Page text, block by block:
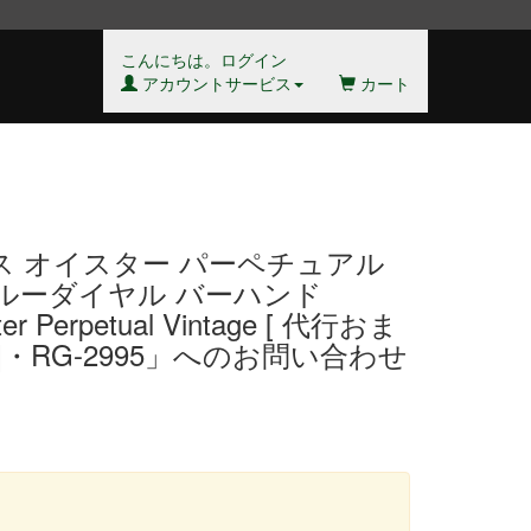
こんにちは。ログイン
アカウントサービス
カート
オイスター パーペチュアル
ーダイヤル バーハンド
Perpetual Vintage [ 代行おま
RG-2995」へのお問い合わせ